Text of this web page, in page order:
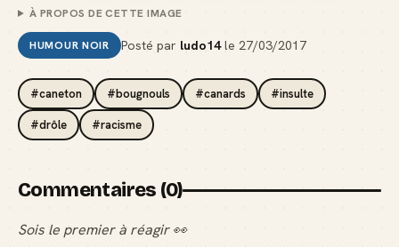
À PROPOS DE CETTE IMAGE
HUMOUR NOIR Posté par ludo14le 27/03/2017
#caneton #bougnouls #canards #insulte
#drôle #racisme
Commentaires (0)
Sois le premier à réagir 👀